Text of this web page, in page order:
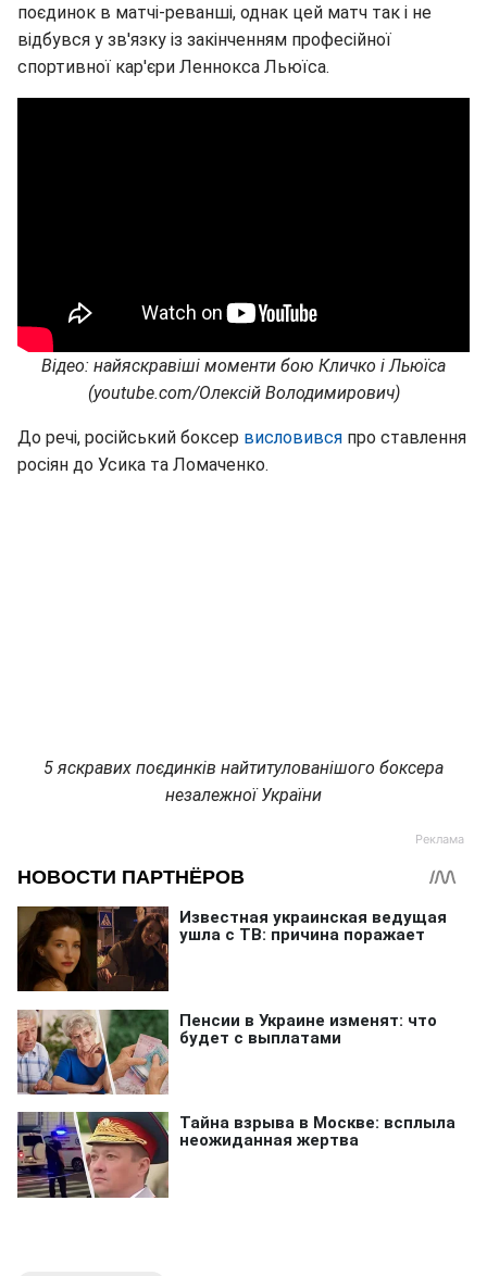
поєдинок в матчі-реванші, однак цей матч так і не
відбувся у зв'язку із закінченням професійної
спортивної кар'єри Леннокса Льюїса.
Відео: найяскравіші моменти бою Кличко і Льюїса
(youtube.com/Олексій Володимирович)
До речі, російський боксер висловився про ставлення
росіян до Усика та Ломаченко.
5 яскравих поєдинків найтитулованішого боксера
незалежної України